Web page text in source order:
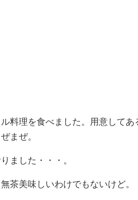
料理を食べました。用意してあ
まぜ。
ました・・・。
茶美味しいわけでもないけど。